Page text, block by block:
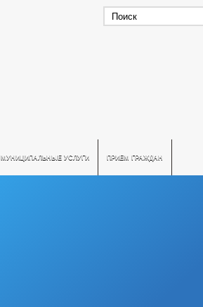
МУНИЦИПАЛЬНЫЕ УСЛУГИ ПРИЕМ ГРАЖДАН